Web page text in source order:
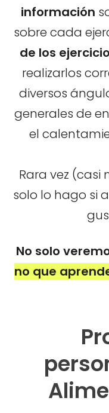
información
sobre cada
de los
realizarlos
diversos
generales de
el
Rara vez (casi
solo lo hago si
No solo
no que